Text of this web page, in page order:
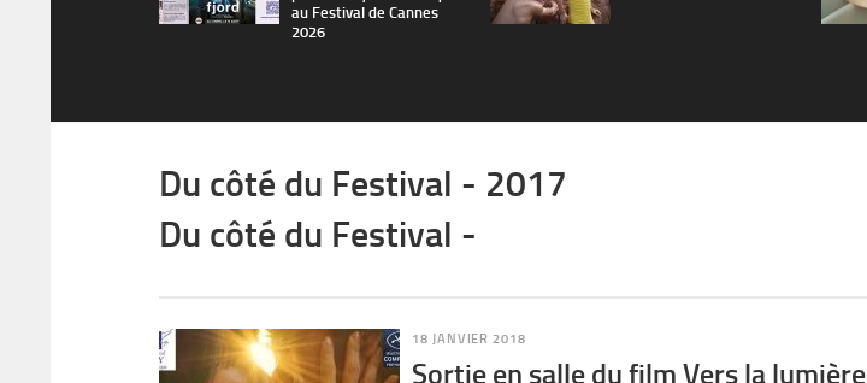
au Festival de Cannes
2026
Du côté du Festival - 2017
Du côté du Festival -
18 JANVIER 2018
Sortie en salle du film Vers la lumière